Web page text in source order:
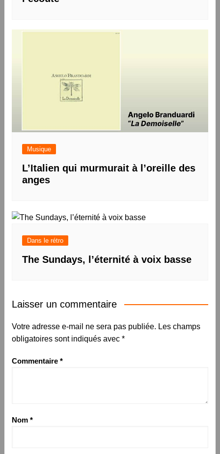
Musique
L’Italien qui murmurait à l’oreille des
anges
Dans le rétro
The Sundays, l’éternité à voix basse
Laisser un commentaire
Votre adresse e-mail ne sera pas publiée. Les champs
obligatoires sont indiqués avec *
Commentaire *
Nom *